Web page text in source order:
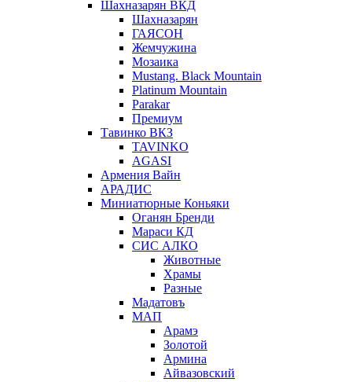
Шахназарян ВКД
Шахназарян
ГАЯСОН
Жемчужина
Мозаика
Mustang. Black Mountain
Platinum Mountain
Parakar
Премиум
Тавинко ВКЗ
TAVINKO
AGASI
Армения Вайн
АРАДИС
Миниатюрные Коньяки
Оганян Бренди
Мараси КД
СИС АЛКО
Животные
Храмы
Разные
Мадатовъ
МАП
Арамэ
Золотой
Армина
Айвазовский